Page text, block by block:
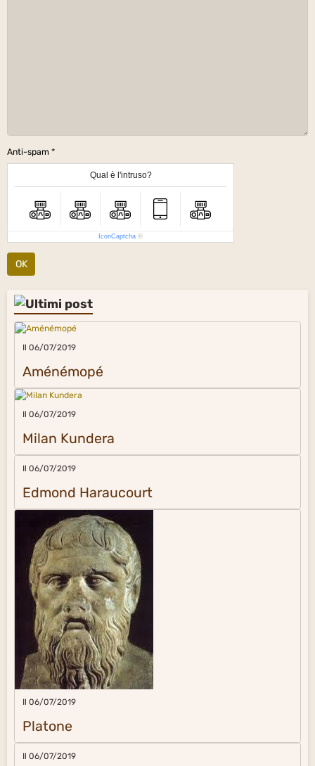
Anti-spam
Qual è l'intruso?
IconCaptcha ©
OK
Il 06/07/2019
Aménémopé
Il 06/07/2019
Milan Kundera
Il 06/07/2019
Edmond Haraucourt
Il 06/07/2019
Platone
Il 06/07/2019